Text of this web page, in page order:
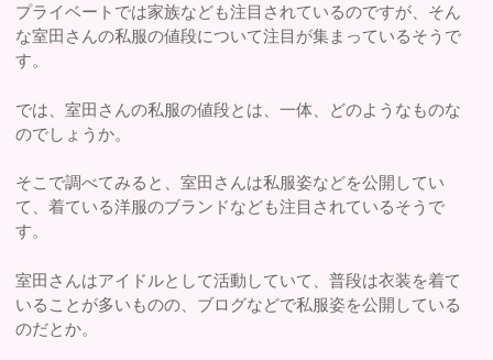
プライベートでは家族なども注目されているのですが、そん
な室田さんの私服の値段について注目が集まっているそうで
す。
では、室田さんの私服の値段とは、一体、どのようなものな
のでしょうか。
そこで調べてみると、室田さんは私服姿などを公開してい
て、着ている洋服のブランドなども注目されているそうで
す。
室田さんはアイドルとして活動していて、普段は衣装を着て
いることが多いものの、ブログなどで私服姿を公開している
のだとか。